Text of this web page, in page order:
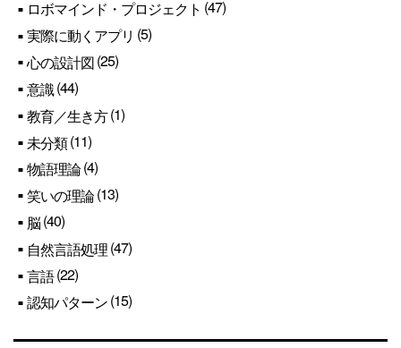
ロボマインド・プロジェクト (47)
実際に動くアプリ (5)
心の設計図(25)
意識(44)
教育／生き方(1)
未分類(11)
物語理論(4)
笑いの理論(13)
脳(40)
自然言語処理(47)
言語(22)
認知パターン(15)